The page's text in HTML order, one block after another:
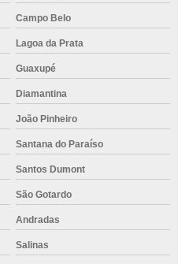
Campo Belo
Lagoa da Prata
Guaxupé
Diamantina
João Pinheiro
Santana do Paraíso
Santos Dumont
São Gotardo
Andradas
Salinas